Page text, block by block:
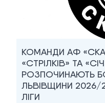
КОМАНДИ АФ
«СТРІЛКІВ» ТА
РОЗПОЧИНАЮТЬ
ЛЬВІВЩИНИ 2026/
ЛІГИ